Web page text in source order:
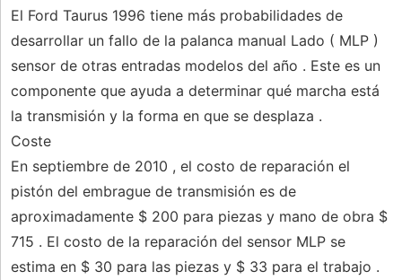
El Ford Taurus 1996 tiene más probabilidades de
desarrollar un fallo de la palanca manual Lado ( MLP )
sensor de otras entradas modelos del año . Este es un
componente que ayuda a determinar qué marcha está
la transmisión y la forma en que se desplaza .
Coste
En septiembre de 2010 , el costo de reparación el
pistón del embrague de transmisión es de
aproximadamente $ 200 para piezas y mano de obra $
715 . El costo de la reparación del sensor MLP se
estima en $ 30 para las piezas y $ 33 para el trabajo .